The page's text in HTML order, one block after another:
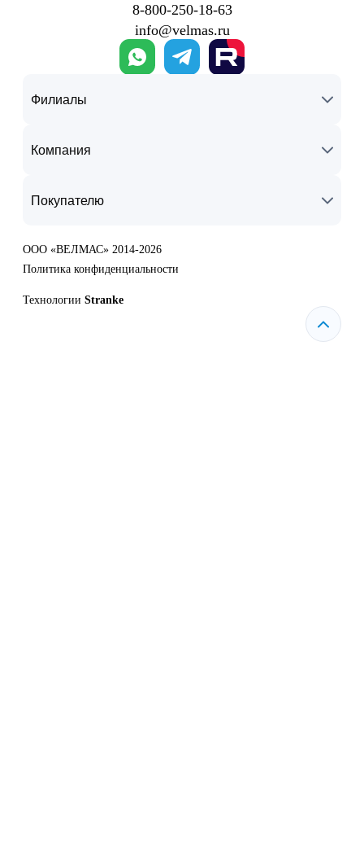
8‑800‑250‑18‑63
info@velmas.ru
Филиалы
Компания
Покупателю
ООО «ВЕЛМАС» 2014-2026
Политика конфиденциальности
Технологии Stranke